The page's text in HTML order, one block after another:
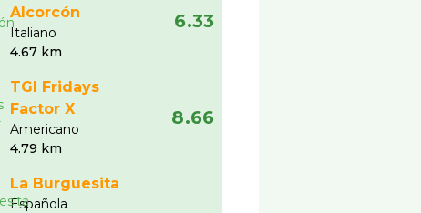
Alcorcón
Italiano
4.67 km
6.33
TGI Fridays
Factor X
Americano
4.79 km
8.66
La Burguesita
Española